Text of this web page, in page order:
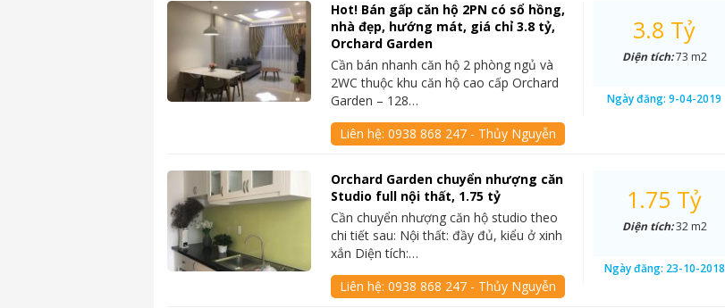
Hot! Bán gấp căn hộ 2PN có sổ hồng,
nhà đẹp, hướng mát, giá chỉ 3.8 tỷ,
Orchard Garden
Cần bán nhanh căn hộ 2 phòng ngủ và
2WC thuộc khu căn hộ cao cấp Orchard
Garden – 128…
Liên hệ:0938 868 247 - Thủy Nguyễn
3.8 Tỷ
Diện tích:73 m2
Ngày đăng:9-04-2019
Orchard Garden chuyển nhượng căn
Studio full nội thất, 1.75 tỷ
Cần chuyển nhượng căn hộ studio theo
chi tiết sau: Nội thất: đầy đủ, kiểu ở xinh
xắn Diện tích:…
Liên hệ:0938 868 247 - Thủy Nguyễn
1.75 Tỷ
Diện tích:32 m2
Ngày đăng: 23-10-2018